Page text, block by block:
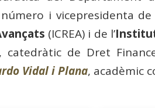
i vicepresidenta de
(ICREA) i de l’
catedràtic de Dret
Vidal i Plana, acadèmic